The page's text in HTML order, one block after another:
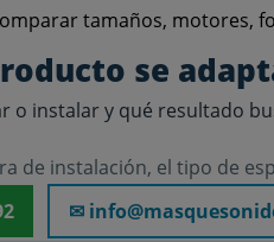
tamaños, motores,
se
o instalar y qué resultado
de instalación, el tipo de
✉